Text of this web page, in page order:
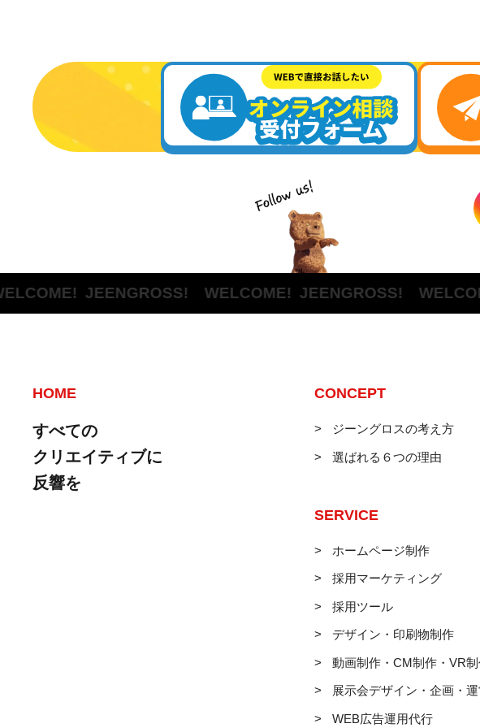
JEENGROSS! WELCOME!JEENGROSS! WELCOME!
HOME
すべての
クリエイティブに
反響を
CONCEPT
ジーングロスの考え方
選ばれる６つの理由
SERVICE
ホームページ制作
採用マーケティング
採用ツール
デザイン・印刷物制作
動画制作・CM制作・VR
展示会デザイン・企画・
WEB広告運用代行